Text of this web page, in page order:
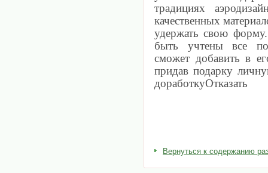
традициях
качественных
удержать свою
быть учтены все
сможет добавить в
придав подарку
доработкуОтказать
Вернуться к содержанию